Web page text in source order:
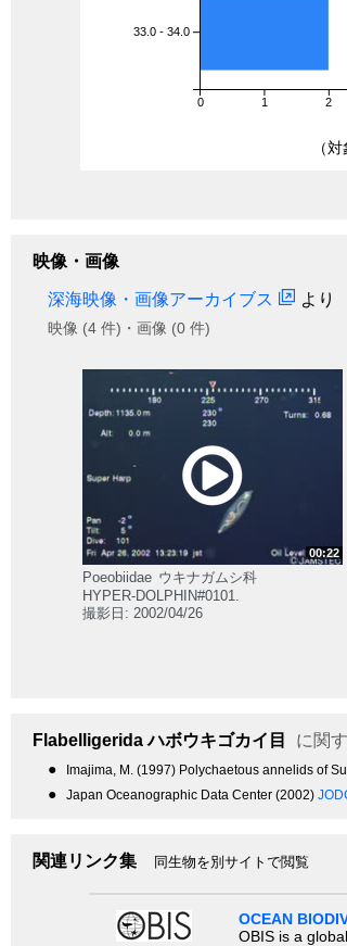
0 1 2
33.0 - 34.0
（
映像・画像
深海映像・画像アーカイブス より
映像 (4 件)・画像 (0 件)
00:22
Poeobiidae ウキナガムシ科
HYPER-DOLPHIN#0101.
撮影日: 2002/04/26
Flabelligeridaハボウキゴカイ目 に関
● Imajima, M. (1997) Polychaetous annelids of
● Japan Oceanographic Data Center (2002)
関連リンク集 同生物を別サイトで閲覧
OCEAN
OBIS is a